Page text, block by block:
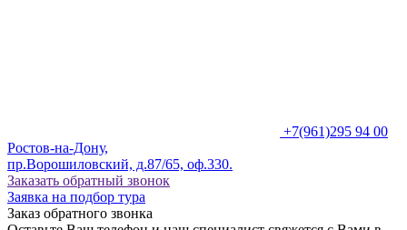
+7(961)295 94 00
Ростов-на-Дону,
пр.Ворошиловский, д.87/65, оф.330.
Заказать обратный звонок
Заявка на подбор тура
Заказ обратного звонка